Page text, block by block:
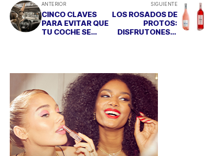
ANTERIOR
CINCO CLAVES
PARA EVITAR QUE
TU COCHE SE
SIGUIENTE
LOS ROSADOS DE
PROTOS:
DISFRUTONES...